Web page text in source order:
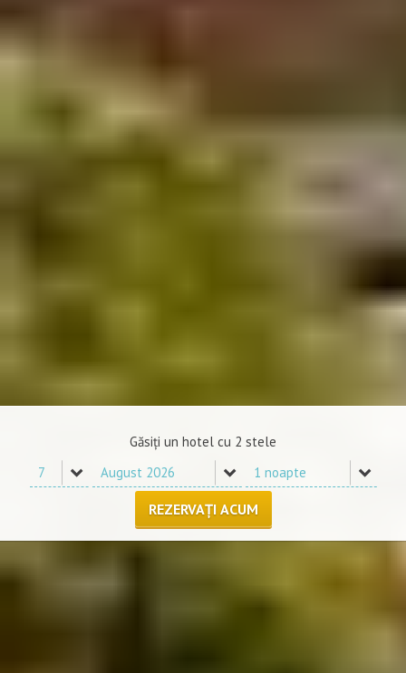
Găsiți un hotel cu 2 stele
REZERVAȚI ACUM